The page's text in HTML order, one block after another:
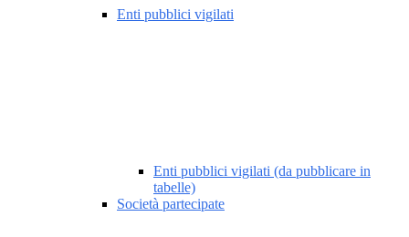
Enti pubblici vigilati
Enti pubblici vigilati (da pubblicare in
tabelle)
Società partecipate